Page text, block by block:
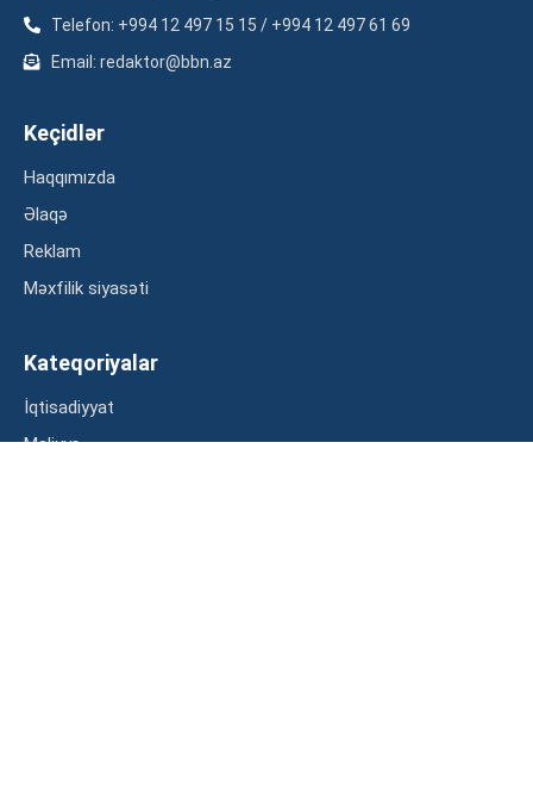
Telefon: +994 12 497 15 15 / +994 12 497 61 69
Email: redaktor@bbn.az
Keçidlər
Haqqımızda
Əlaqə
Reklam
Məxfilik siyasəti
Kateqoriyalar
İqtisadiyyat
Maliyyə